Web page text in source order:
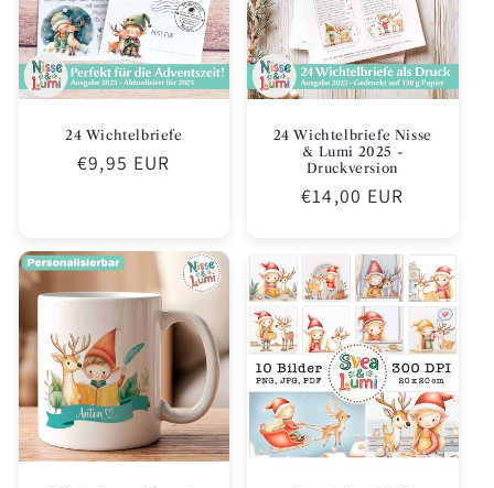
24 Wichtelbriefe
Normaler
€9,95 EUR
24 Wichtelbriefe Nisse
& Lumi 2025 -
Druckversion
Normaler
€14,00 EUR